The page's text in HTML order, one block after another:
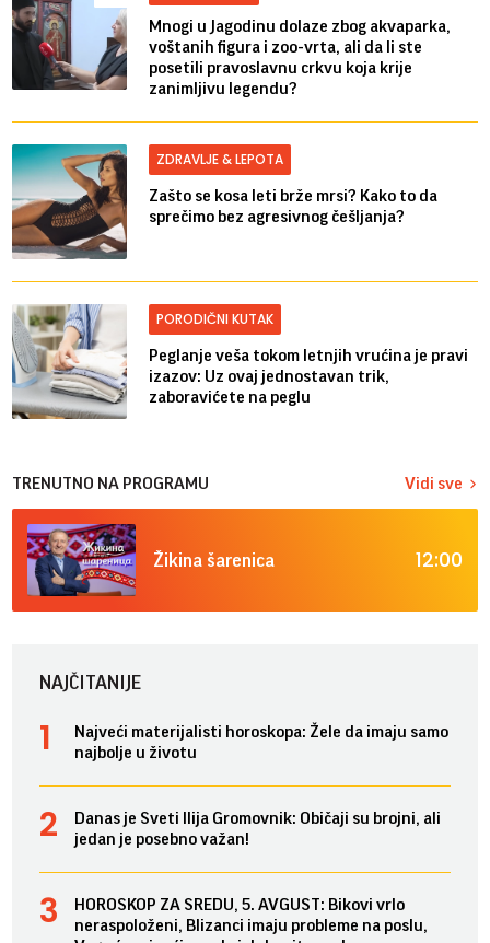
Mnogi u Jagodinu dolaze zbog akvaparka,
voštanih figura i zoo-vrta, ali da li ste
posetili pravoslavnu crkvu koja krije
zanimljivu legendu?
ZDRAVLJE & LEPOTA
Zašto se kosa leti brže mrsi? Kako to da
sprečimo bez agresivnog češljanja?
PORODIČNI KUTAK
Peglanje veša tokom letnjih vrućina je pravi
izazov: Uz ovaj jednostavan trik,
zaboravićete na peglu
TRENUTNO NA PROGRAMU Vidi sve
Žikina šarenica 12:00
NAJČITANIJE
Najveći materijalisti horoskopa: Žele da imaju samo
najbolje u životu
Danas je Sveti Ilija Gromovnik: Običaji su brojni, ali
jedan je posebno važan!
HOROSKOP ZA SREDU, 5. AVGUST: Bikovi vrlo
neraspoloženi, Blizanci imaju probleme na poslu,